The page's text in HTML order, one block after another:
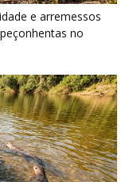
subaquática